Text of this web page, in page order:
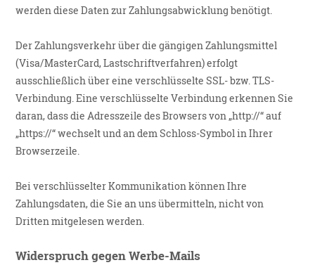
werden diese Daten zur Zahlungsabwicklung benötigt.
Der Zahlungsverkehr über die gängigen Zahlungsmittel
(Visa/MasterCard, Lastschriftverfahren) erfolgt
ausschließlich über eine verschlüsselte SSL- bzw. TLS-
Verbindung. Eine verschlüsselte Verbindung erkennen Sie
daran, dass die Adresszeile des Browsers von „http://“ auf
„https://“ wechselt und an dem Schloss-Symbol in Ihrer
Browserzeile.
Bei verschlüsselter Kommunikation können Ihre
Zahlungsdaten, die Sie an uns übermitteln, nicht von
Dritten mitgelesen werden.
Widerspruch gegen Werbe-Mails